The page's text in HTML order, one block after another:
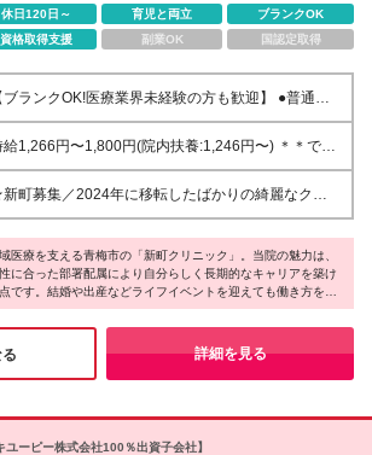
休日120日～ 育児と両立
ブランクOK
資格取得支援 副業OK 国認定取得
ブランクOK!医療業界未経験の方も歓迎】 ●普通自
車第一種免許をお持ちの方 ●基本的なPCスキル
、Excel)をお持ちの方 ※学歴不問 …＊こんな方
したい方 ★メリハリをつけて、家庭と仕事を両立
たい方 ★誰かに頼られ、感謝される仕事にやりが
取り組める方
1,266円〜1,800円(院内扶養:1,246円〜) ＊＊でき
業務が増えれば明確に時給UP＊＊ 打ち合わせがで
る、現場受付ができるなど… できる業務の段階が
組みです! ※早出手当・日曜出勤手当あり ※試
期間3ヶ月(同条件)あり ※正社員登用後は賞与年2回
り
町募集／2024年に移転したばかりの綺麗なクリ
ックで働けます！ ★マイカー通勤OK(駐車場料金無
青梅線「小作駅」よ
徒歩7分 ┗圏央道「青梅インター」から車で5分
更の範囲)上記を除く当社関連勤務地
医療を支える青梅市の「新町クリニック」。当院の魅力は、
に合った部署配属により自分らしく長期的なキャリアを築け
です。結婚や出産などライフイベントを迎えても働き方を柔
調整できるため、キャリアを諦める必要はありません。実際
庭と両立しながら活躍する先輩スタッフも多数。「家族との
間を大切にしながら、ずっと働き続けたい」そんなあなたの想
、全力で応えてくれる環境です。
詳細を見る
ーピー株式会社100％出資子会社】